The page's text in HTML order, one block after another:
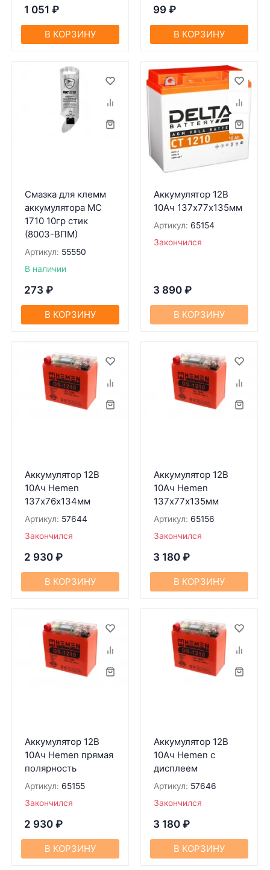
1 051 ₽
В КОРЗИНУ
99 ₽
В КОРЗИНУ
Смазка для клемм
аккумулятора MC
1710 10гр стик
(8003-ВПМ)
Артикул: 55550
В наличии
273 ₽
В КОРЗИНУ
Аккумулятор 12В
10Ач 137х77х135мм
Артикул: 65154
Закончился
3 890 ₽
В КОРЗИНУ
Аккумулятор 12В
10Ач Hemen
137х76х134мм
Артикул: 57644
Закончился
2 930 ₽
В КОРЗИНУ
Аккумулятор 12В
10Ач Hemen
137х77х135мм
Артикул: 65156
Закончился
3 180 ₽
В КОРЗИНУ
Аккумулятор 12В
10Ач Hemen прямая
полярность
Артикул: 65155
Закончился
2 930 ₽
В КОРЗИНУ
Аккумулятор 12В
10Ач Hemen с
дисплеем
Артикул: 57646
Закончился
3 180 ₽
В КОРЗИНУ